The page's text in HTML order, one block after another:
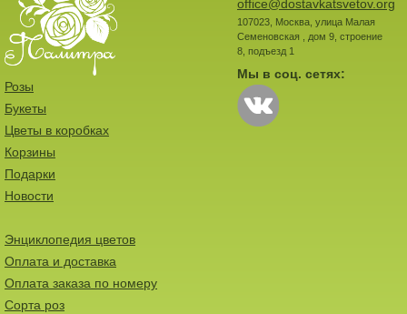
office@dostavkatsvetov.org
107023, Москва, улица Малая
Семеновская , дом 9, строение
8, подъезд 1
Мы в соц. сетях:
Розы
Букеты
Цветы в коробках
Корзины
Подарки
Новости
Энциклопедия цветов
Оплата и доставка
Оплата заказа по номеру
Сорта роз